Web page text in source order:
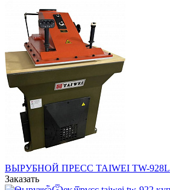
ВЫРУБНОЙ ПРЕСС TAIWEI TW-928L
Заказать